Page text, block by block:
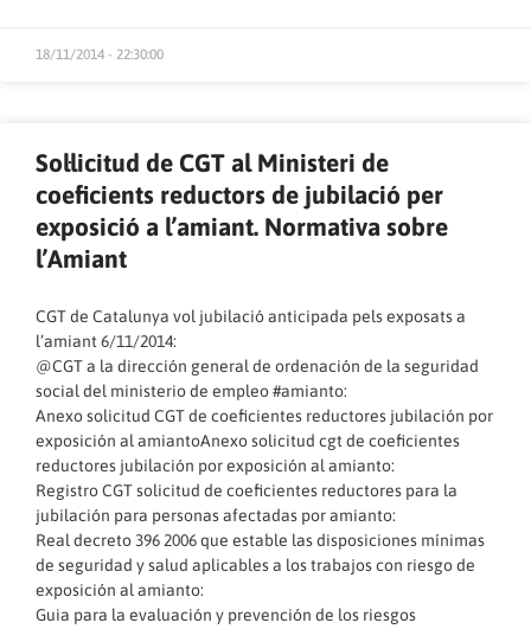
18/11/2014 - 22:30:00
Sol·licitud de CGT al Ministeri de
coeficients reductors de jubilació per
exposició a l’amiant. Normativa sobre
l’Amiant
CGT de Catalunya vol jubilació anticipada pels exposats a
l’amiant 6/11/2014:
@CGT a la dirección general de ordenación de la seguridad
social del ministerio de empleo #amianto:
Anexo solicitud CGT de coeficientes reductores jubilación por
exposición al amiantoAnexo solicitud cgt de coeficientes
reductores jubilación por exposición al amianto:
Registro CGT solicitud de coeficientes reductores para la
jubilación para personas afectadas por amianto:
Real decreto 396 2006 que estable las disposiciones mínimas
de seguridad y salud aplicables a los trabajos con riesgo de
exposición al amianto:
Guia para la evaluación y prevención de los riesgos